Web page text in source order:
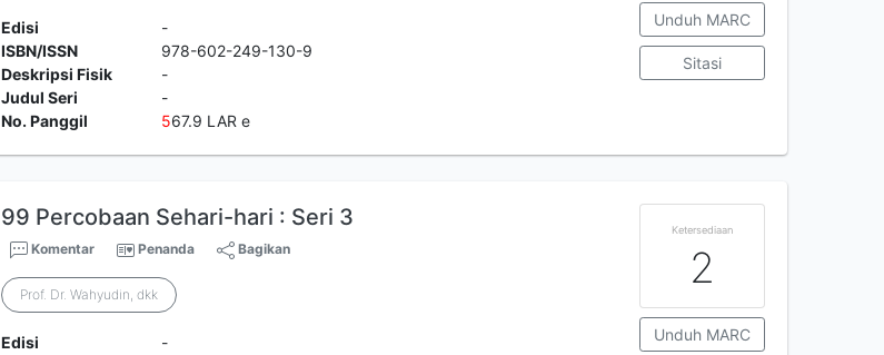
Edisi
-
ISBN/ISSN
978-602-249-130-9
Deskripsi Fisik
-
Judul Seri
-
No. Panggil
567.9 LAR e
Unduh MARC
Sitasi
99 Percobaan Sehari-hari : Seri 3
Komentar Penanda Bagikan
Prof. Dr. Wahyudin, dkk
Edisi
-
Ketersediaan
2
Unduh MARC